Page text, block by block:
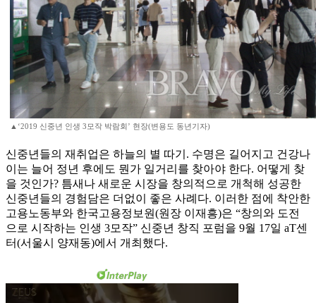
▲‘2019 신중년 인생 3모작 박람회’ 현장(변용도 동년기자)
신중년들의 재취업은 하늘의 별 따기. 수명은 길어지고 건강나
이는 늘어 정년 후에도 뭔가 일거리를 찾아야 한다. 어떻게 찾
을 것인가? 틈새나 새로운 시장을 창의적으로 개척해 성공한
신중년들의 경험담은 더없이 좋은 사례다. 이러한 점에 착안한
고용노동부와 한국고용정보원(원장 이재흥)은 “창의와 도전
으로 시작하는 인생 3모작” 신중년 창직 포럼을 9월 17일 aT센
터(서울시 양재동)에서 개최했다.